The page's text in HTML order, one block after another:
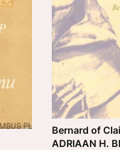
Bernard of
ADRIAAN H.